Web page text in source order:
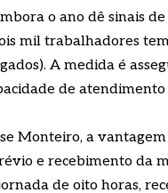
o ano dê sinais
mil trabalhadores
A medida é
de
Monteiro, a vantagem
e recebimento da
de oito horas,